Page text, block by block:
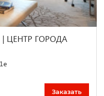
| ЦЕНТР ГОРОДА
Заказать